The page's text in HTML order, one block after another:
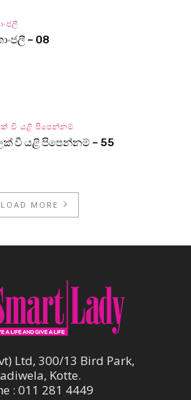
– 08
වී යළි පිපෙන්නම්
වී යළි පිපෙන්නම් – 55
LOAD MORE
Ltd, 300/13 Bird Park,
Kotte.
: 011 281 4449